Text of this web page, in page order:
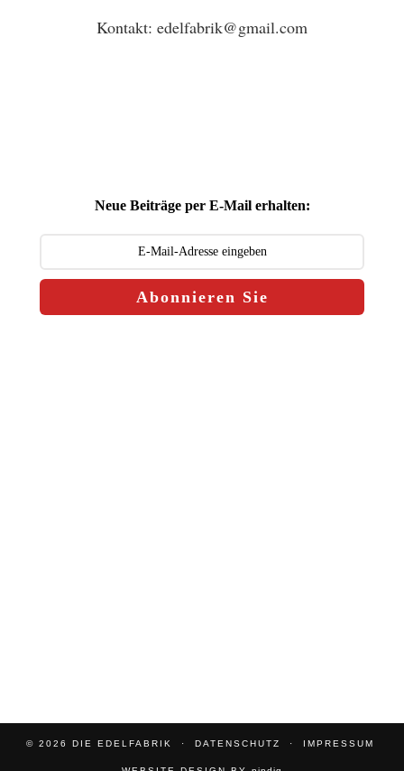
Kontakt: edelfabrik@gmail.com
Neue Beiträge per E-Mail erhalten:
Abonnieren Sie
© 2026 DIE EDELFABRIK DATENSCHUTZ IMPRESSUM